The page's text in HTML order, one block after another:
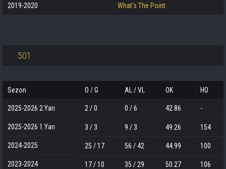
2019-2020 What's The Point
501
Sezon O / G AL / VL OK HO
2025-2026 2.Yarı 2 / 0 0 / 6 42.86 -
2025-2026 1.Yarı 3 / 3 9 / 3 49.26 154
2024-2025 25 / 17 56 / 42 44.99 100
2023-2024 17 / 10 35 / 29 50.27 106